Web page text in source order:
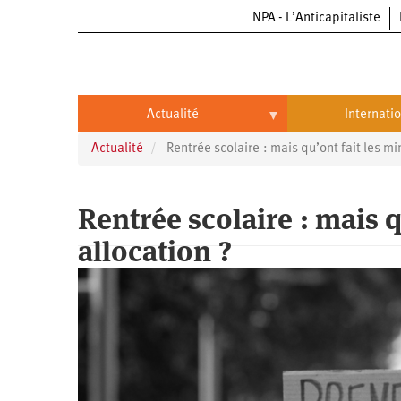
NPA - L’Anticapitaliste
Actualité
Actualité
Entreprises
Entreprises
Oppressions
International
Chine
États-
Afrique
Actualité Rentrée scolaire : mais qu’ont fait les
Rentrée scolaire : mais
allocation ?